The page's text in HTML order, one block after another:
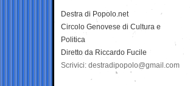
Destra di Popolo.net
Circolo Genovese di Cultura e
Politica
Diretto da Riccardo Fucile
Scrivici: destradipopolo@gmail.com